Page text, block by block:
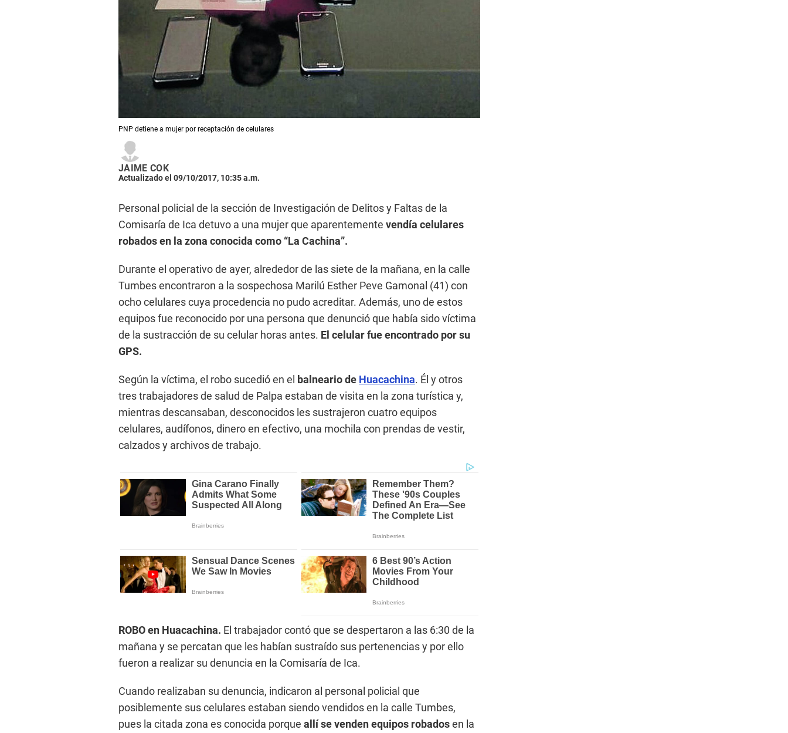
PNP detiene a mujer por receptación de celulares
JAIME COK
Actualizado el 09/10/2017, 10:35 a.m.
Personal policial de la sección de Investigación de Delitos y Faltas de la
Comisaría de Ica detuvo a una mujer que aparentemente vendía celulares
robados en la zona conocida como “La Cachina”.
Durante el operativo de ayer, alrededor de las siete de la mañana, en la calle
Tumbes encontraron a la sospechosa Marilú Esther Peve Gamonal (41) con
ocho celulares cuya procedencia no pudo acreditar. Además, uno de estos
equipos fue reconocido por una persona que denunció que había sido víctima
de la sustracción de su celular horas antes. El celular fue encontrado por su
GPS.
Según la víctima, el robo sucedió en el balneario de Huacachina. Él y otros
tres trabajadores de salud de Palpa estaban de visita en la zona turística y,
mientras descansaban, desconocidos les sustrajeron cuatro equipos
celulares, audífonos, dinero en efectivo, una mochila con prendas de vestir,
calzados y archivos de trabajo.
ROBO en Huacachina. El trabajador contó que se despertaron a las 6:30 de la
mañana y se percatan que les habían sustraído sus pertenencias y por ello
fueron a realizar su denuncia en la Comisaría de Ica.
Cuando realizaban su denuncia, indicaron al personal policial que
posiblemente sus celulares estaban siendo vendidos en la calle Tumbes,
pues la citada zona es conocida porque allí se venden equipos robadosen la